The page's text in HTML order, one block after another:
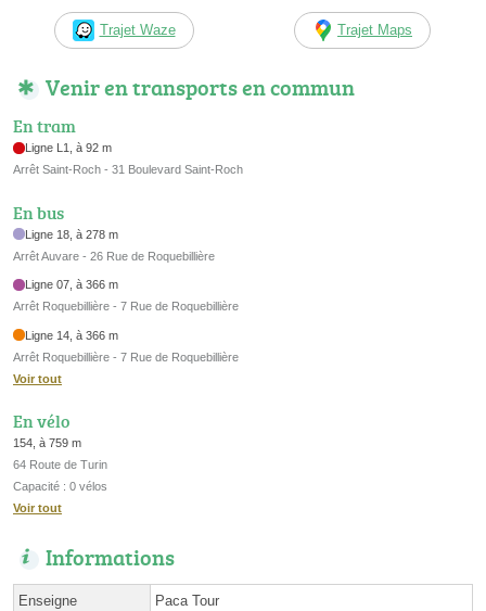
Trajet Waze Trajet Maps
Venir en transports en commun
En tram
Ligne L1, à 92 m
Arrêt Saint-Roch - 31 Boulevard Saint-Roch
En bus
Ligne 18, à 278 m
Arrêt Auvare - 26 Rue de Roquebillière
Ligne 07, à 366 m
Arrêt Roquebillière - 7 Rue de Roquebillière
Ligne 14, à 366 m
Arrêt Roquebillière - 7 Rue de Roquebillière
Voir tout
En vélo
154, à 759 m
64 Route de Turin
Capacité : 0 vélos
Voir tout
Informations
Enseigne Paca Tour